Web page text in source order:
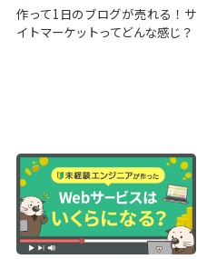
作って1日のブログが売れる！サ
イトマーケットってどんな感じ？